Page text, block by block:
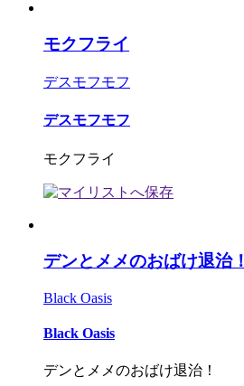
モクフライ
デスモフモフ
デスモフモフ
モクフライ
デンとメメのおばけ退治！
Black Oasis
Black Oasis
デンとメメのおばけ退治！